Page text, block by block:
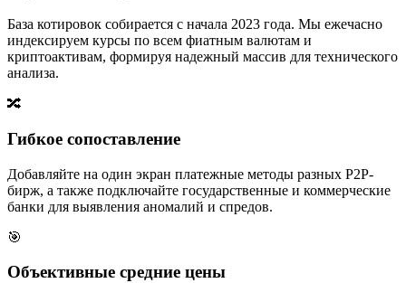
База котировок собирается с начала 2023 года. Мы ежечасно
индексируем курсы по всем фиатным валютам и
криптоактивам, формируя надежный массив для технического
анализа.
🔀
Гибкое сопоставление
Добавляйте на один экран платежные методы разных P2P-
бирж, а также подключайте государственные и коммерческие
банки для выявления аномалий и спредов.
🎯
Объективные средние цены